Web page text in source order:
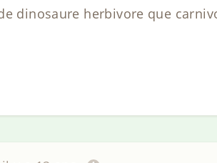
dinosaure herbivore que